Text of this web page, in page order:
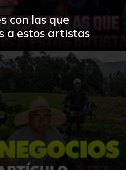
con las que
a estos artistas